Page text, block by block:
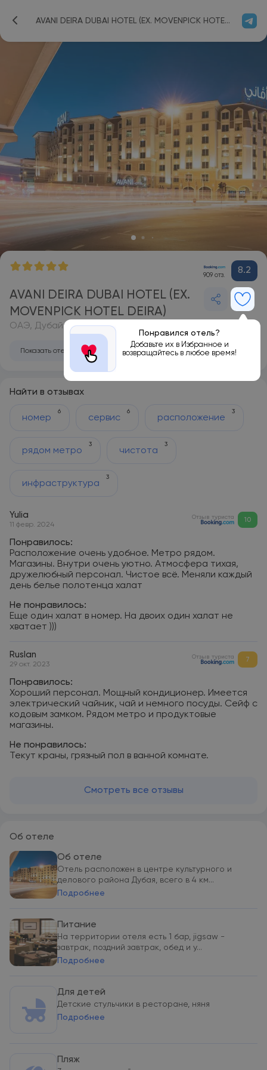
AVANI DEIRA DUBAI HOTEL (EX. MOVENPICK HOTEL DEIRA)
909 отз. 8.2
AVANI DEIRA DUBAI HOTEL (EX.
MOVENPICK HOTEL DEIRA)
Понравился отель?
Добавьте их в Избранное и
возвращайтесь в любое время!
ОАЭ, Дубай
Показать отель на карте
Найти в отзывах
номер
6
сервис
6
расположение
3
рядом метро
3
чистота
3
инфраструктура
3
Yulia
11 февр. 2024
Отзыв туриста 10
Понравилось:
Расположение очень удобное. Метро рядом.
Магазины. Внутри очень уютно. Атмосфера тихая,
дружелюбный персонал. Чистое всё. Меняли каждый
день белье полотенца халат
Не понравилось:
Еще один халат в номер. На двоих один халат не
хватает )))
Ruslan
29 окт. 2023
Отзыв туриста 7
Понравилось:
Хороший персонал. Мощный кондиционер. Имеется
электрический чайник, чай и немного посуды. Сейф с
кодовым замком. Рядом метро и продуктовые
магазины.
Не понравилось:
Текут краны, грязный пол в ванной комнате.
Смотреть все отзывы
Об отеле
Об отеле
Отель расположен в центре культурного и
делового района Дубая, всего в 4 км...
Подробнее
Питание
На территории отеля есть 1 бар, jigsaw -
завтрак, поздний завтрак, обед и у...
Подробнее
Для детей
Детские стульчики в ресторане, няня
Подробнее
Пляж